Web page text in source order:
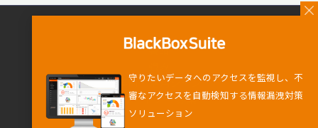
製品
事例・活用シーン
パートナー募集
知る・学ぶ
守りたいデータへのアクセスを監視し、不
審なアクセスを自動検知する情報漏洩対策
ソリューション